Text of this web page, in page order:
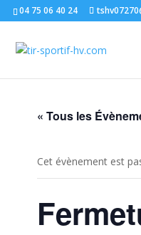
04 75 06 40 24
« Tous les
Cet évènement est